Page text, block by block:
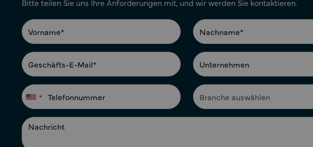
Bitte teilen Sie uns Ihre Anforderungen mit, und wir werden Sie kontaktieren.